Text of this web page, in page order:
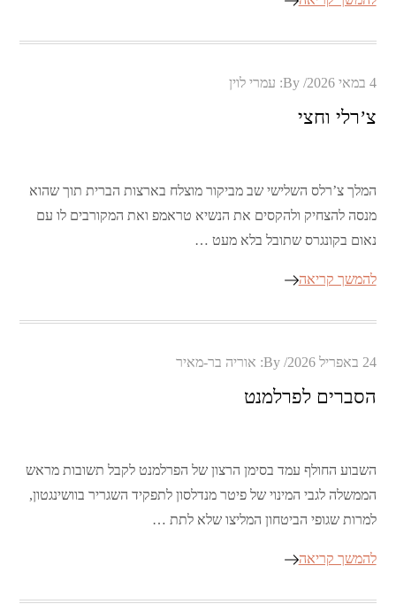
Posted
4 במאי 2026 By: עמרי לוין
צ’רלי וחצי
המלך צ’רלס השלישי שב מביקור מוצלח בארצות הברית תוך שהוא
מנסה להצחיק ולהקסים את הנשיא טראמפ ואת המקורבים לו עם
נאום בקונגרס שתובל בלא מעט …
להמשך קריאה
Posted
24 באפריל 2026 By: אוריה בר-מאיר
הסברים לפרלמנט
השבוע החולף עמד בסימן הרצון של הפרלמנט לקבל תשובות מראש
הממשלה לגבי המינוי של פיטר מנדלסון לתפקיד השגריר בוושינגטון,
למרות שגופי הביטחון המליצו שלא לתת …
להמשך קריאה